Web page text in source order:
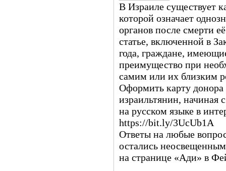
В Израиле существует
которой означает
органов после смерти
статье, включенной в
года, граждане,
преимущество при
самим или их близким
Оформить карту
израильтянин, начиная
на русском языке в
https://bit.ly/3UcUb1A
Ответы на любые
остались
на странице «Ади» в